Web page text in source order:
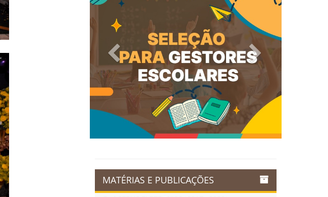
Previous Next
MATÉRIAS E PUBLICAÇÕES